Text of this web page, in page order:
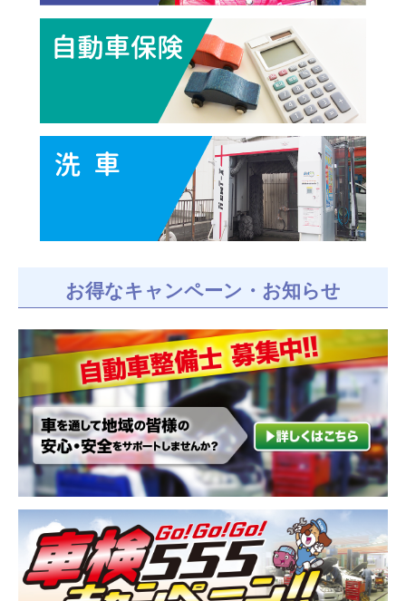
お得なキャンペーン・お知らせ